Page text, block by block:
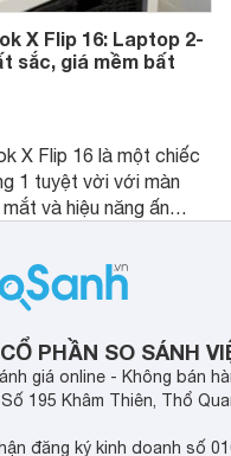
X Flip 16: Laptop 2-
sắc, giá mềm bất
X Flip 16 là một chiếc
1 tuyệt vời với màn
và hiệu năng ấn
hấp dẫn, biến nó trở
chọn “đáng đồng tiền
thị trường.
PHẦN SO SÁNH
giá online - Không bán
195 Khâm Thiên, Thổ
đăng ký kinh doanh số